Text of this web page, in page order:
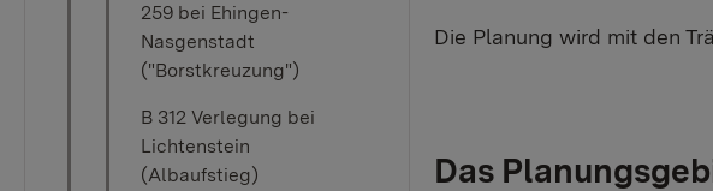
259 bei Ehingen-
Nasgenstadt
("Borstkreuzung")
B 312 Verlegung bei
Lichtenstein
(Albaufstieg)
Die Planung wird mit den
Das